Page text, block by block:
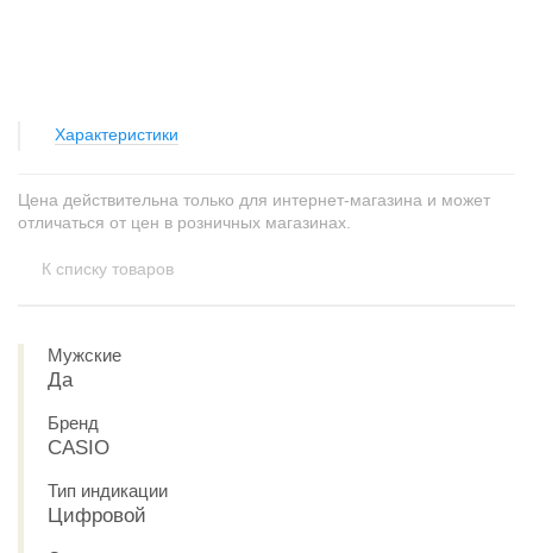
Характеристики
Цена действительна только для интернет-магазина и может
отличаться от цен в розничных магазинах.
К списку товаров
Мужские
Да
Бренд
CASIO
Тип индикации
Цифровой